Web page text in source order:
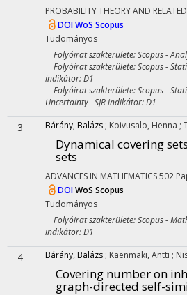
PROBABILITY THEORY AND
DOIWoS Scopus
Tudományos
Folyóirat szakterülete: Scopus -
Folyóirat szakterülete: Scopus -
indikátor: D1
Folyóirat szakterülete: Scopus -
Uncertainty SJR indikátor: D1
3 Bárány, Balázs ; Koivusalo, Henna ;
Dynamical covering
sets
ADVANCES IN MATHEMATICS502
DOIWoS Scopus
Tudományos
Folyóirat szakterülete: Scopus -
indikátor: D1
4 Bárány, Balázs ; Käenmäki, Antti ;
Covering number on
graph-directed self-